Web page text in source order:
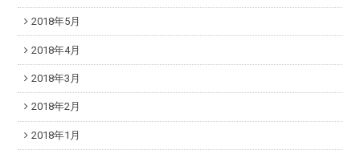
2018年5月
2018年4月
2018年3月
2018年2月
2018年1月